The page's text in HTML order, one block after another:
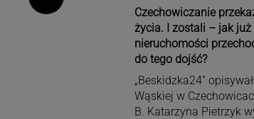
Czechowiczanie
życia. I zostali – jak
nieruchomości
do tego dojść?
„Beskidzka24”
Wąskiej w
B. Katarzyna Pietrzyk